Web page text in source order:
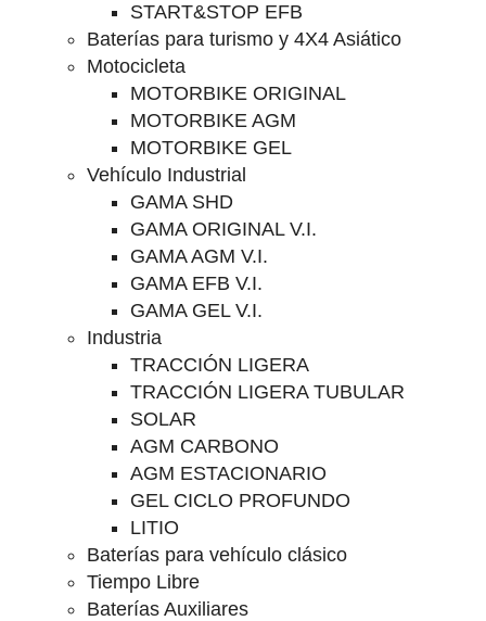
START&STOP EFB
Baterías para turismo y 4X4 Asiático
Motocicleta
MOTORBIKE ORIGINAL
MOTORBIKE AGM
MOTORBIKE GEL
Vehículo Industrial
GAMA SHD
GAMA ORIGINAL V.I.
GAMA AGM V.I.
GAMA EFB V.I.
GAMA GEL V.I.
Industria
TRACCIÓN LIGERA
TRACCIÓN LIGERA TUBULAR
SOLAR
AGM CARBONO
AGM ESTACIONARIO
GEL CICLO PROFUNDO
LITIO
Baterías para vehículo clásico
Tiempo Libre
Baterías Auxiliares